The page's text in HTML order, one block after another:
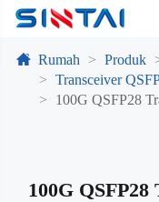
Rumah Produk
Transceiver
100G QSFP28
100G